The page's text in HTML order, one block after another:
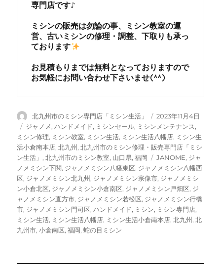
専門店です♪
ミシンの販売は勿論の事、ミシン教室の運
営、古いミシンの修理・調整、下取りも承っ
ております
お見積もりまでは無料となっておりますので
お気軽にお問い合わせ下さいませ(^^)
投
稿
者
北九州市のミシン専門店「ミシン生活」
投
稿
日:
2023年11月4日
カ
テ
ゴ
リ
ー
ジャノメ,ハンドメイド, ミシンセール, ミシンメンテナンス,
ミシン修理, ミシン教室, ミシン生活, ミシン生活八幡店, ミシン生
活小倉南本店,北九州 ,北九州市のミシン修理・販売専門店「ミシ
ン生活」 ,北九州市のミシン教室, 山口県,福岡
タ
グ
JANOME, ジャ
ノメミシン下関, ジャノメミシン八幡東区, ジャノメミシン八幡西
区, ジャノメミシン北九州 , ジャノメミシン宗像市, ジャノメミシ
ン小倉北区, ジャノメミシン小倉南区, ジャノメミシン戸畑区, ジ
ャノメミシン直方市, ジャノメミシン若松区, ジャノメミシン行橋
市, ジャノメミシン門司区,ハンドメイド, ミシン, ミシン専門店,
ミシン生活, ミシン生活八幡店, ミシン生活小倉南本店,北九州 ,北
九州市,小倉南区,福岡,蛇の目ミシン